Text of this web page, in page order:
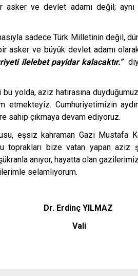
asker ve devlet adamı değil; aynı
sadece Türk Milletinin değil,
asker ve büyük devlet adamı
ilelebet payidar kalacaktır.”
yolda, aziz hatırasına
etmekteyiz. Cumhuriyetimizin
sahip çıkmaya devam ediyoruz.
eşsiz kahraman Gazi Mustafa
toprakları bize vatan yapan aziz
anıyor, hayatta olan
selamlıyorum.